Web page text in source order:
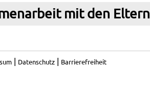
mit den Eltern
| Datenschutz | Barrierefreiheit